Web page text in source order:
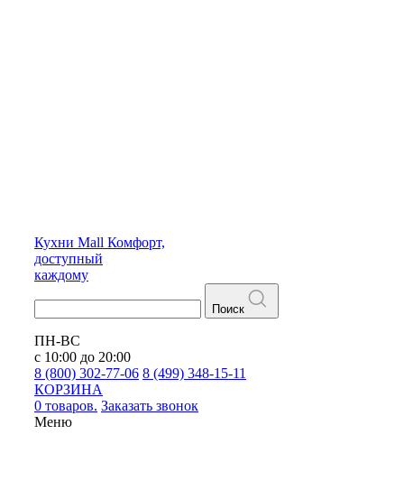
Кухни Mall Комфорт,
доступный
каждому
Поиск
ПН-ВС
с 10:00 до 20:00
8 (800) 302-77-06 8 (499) 348-15-11
КОРЗИНА
0 товаров. Заказать звонок
Меню